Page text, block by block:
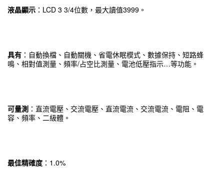
液晶顯示 ：LCD 3 3/4位數，最大讀值3999。
具有 ：自動換檔、自動關機、省電休眠模式、數據保持、短路蜂
鳴、相對值測量、頻率/占空比測量、電池低壓指示…等功能。
可量測 ：直流電壓、交流電壓、直流電流、交流電流、電阻、電
容、頻率、二級體。
最佳精確度 ：1.0%